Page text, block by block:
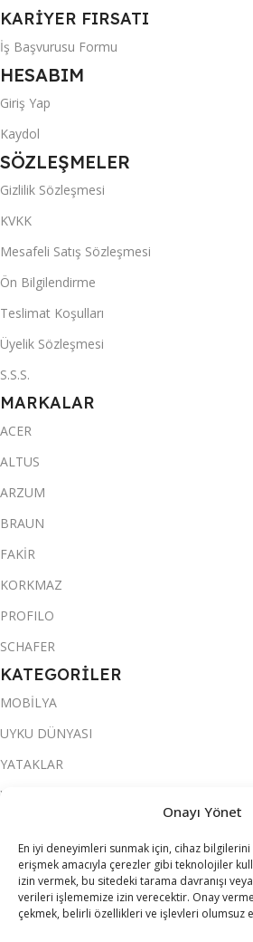
Onayı Yönet
En iyi deneyimleri sunmak için, cihaz
erişmek amacıyla çerezler gibi teknolojiler
izin vermek, bu sitedeki tarama davranışı
verileri işlememize izin verecektir. Onay
çekmek, belirli özellikleri ve işlevleri olumsuz
KARİYER FIRSATI
İş Başvurusu Formu
HESABIM
Giriş Yap
Kaydol
SÖZLEŞMELER
Gizlilik Sözleşmesi
KVKK
Mesafeli Satış Sözleşmesi
Ön Bilgilendirme
Teslimat Koşulları
Üyelik Sözleşmesi
S.S.S.
MARKALAR
ACER
ALTUS
ARZUM
BRAUN
FAKİR
KORKMAZ
PROFILO
SCHAFER
KATEGORİLER
MOBİLYA
UYKU DÜNYASI
YATAKLAR
YATAK ODASI
KOLTUK TAKIMI
YEMEK ODASI
SOFRA & MUTFAK